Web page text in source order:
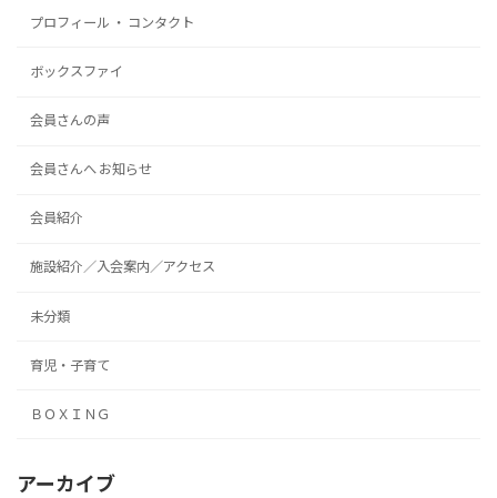
プロフィール ・ コンタクト
ボックスファイ
会員さんの声
会員さんへ お知らせ
会員紹介
施設紹介／入会案内／アクセス
未分類
育児・子育て
ＢＯＸＩＮＧ
アーカイブ